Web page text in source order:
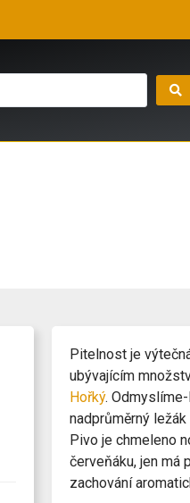
Pitelnost je
ubývajícím
Hořký.
nadprůměrný
Pivo je chmeleno
červeňáku, jen má
zachování